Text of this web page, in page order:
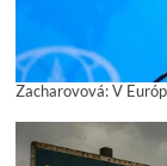
Zacharovová: V